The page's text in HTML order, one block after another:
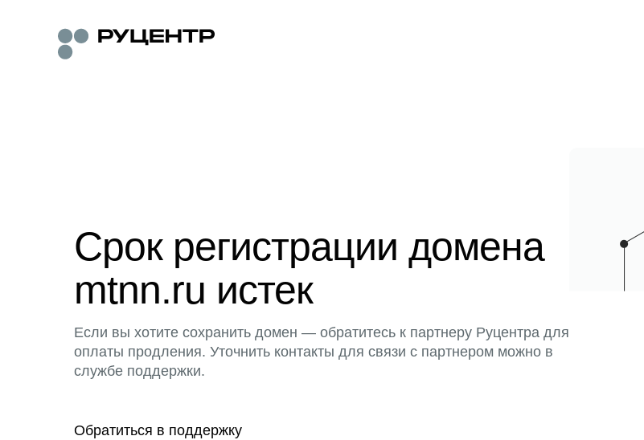
Срок регистрации домена
mtnn.ru истек
Если вы хотите сохранить домен — обратитесь к партнеру Руцентра для
оплаты продления. Уточнить контакты для связи с партнером можно в
службе поддержки.
Обратиться в поддержку